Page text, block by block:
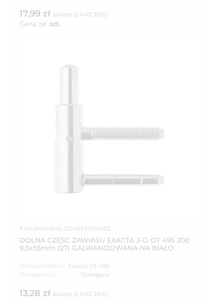
17,99 zł brutto (z VAT 23%)
Cena za: szt.
Kod produktu: CG495200H502
DOLNA CZĘŚĆ ZAWIASU EXACTA 3-D OT 495 200
9,5x55mm (2T) GALWANIZOWANA NA BIAŁO
Seria produktu:
Exacta OT 495
Dostępność:
Dostępny
13,28 zł brutto (z VAT 23%)